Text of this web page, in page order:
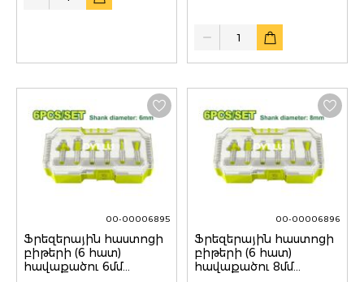
Quantity
00-00006895
Ֆրեզերային հաստոցի
բիթերի (6 հատ)
հավաքածու 6մմ
00-00006896
Ֆրեզերային հաստոցի
բիթերի (6 հատ)
հավաքածու 8մմ